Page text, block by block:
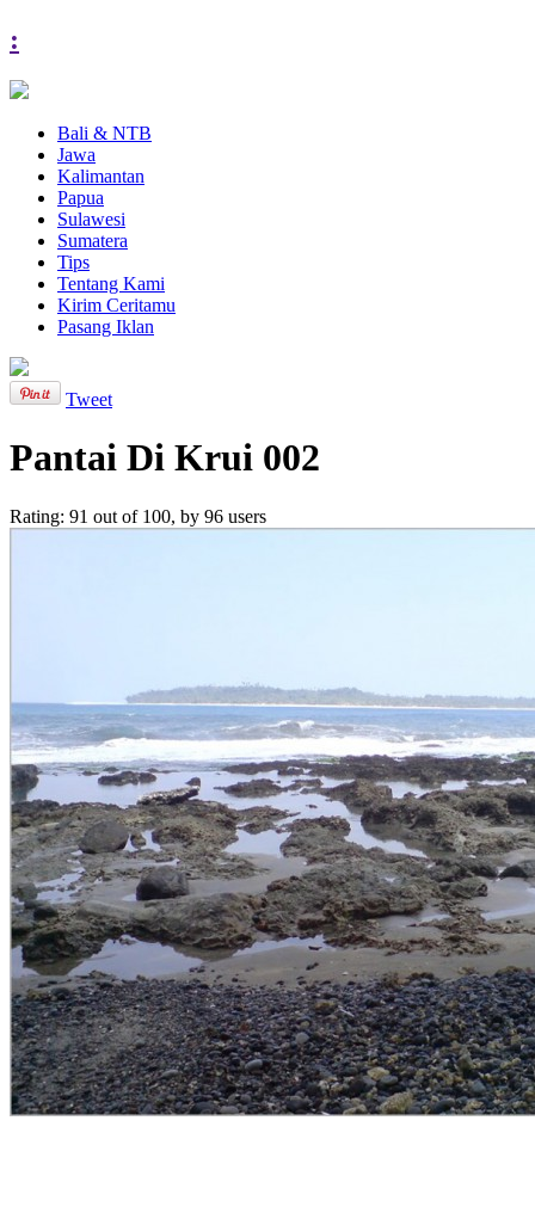
:
Bali & NTB
Jawa
Kalimantan
Papua
Sulawesi
Sumatera
Tips
Tentang Kami
Kirim Ceritamu
Pasang Iklan
Tweet
Pantai Di Krui 002
Rating: 91 out of 100, by 96 users